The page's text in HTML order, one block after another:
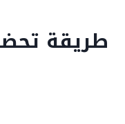
طريقة